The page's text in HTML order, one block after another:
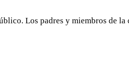
Los padres y miembros